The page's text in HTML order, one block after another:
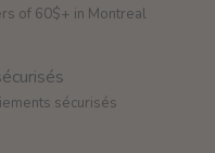
of 60$+ in Montreal
sécurisés